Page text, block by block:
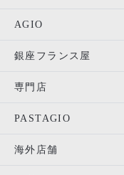
AGIO
銀座フランス屋
専門店
PASTAGIO
海外店舗